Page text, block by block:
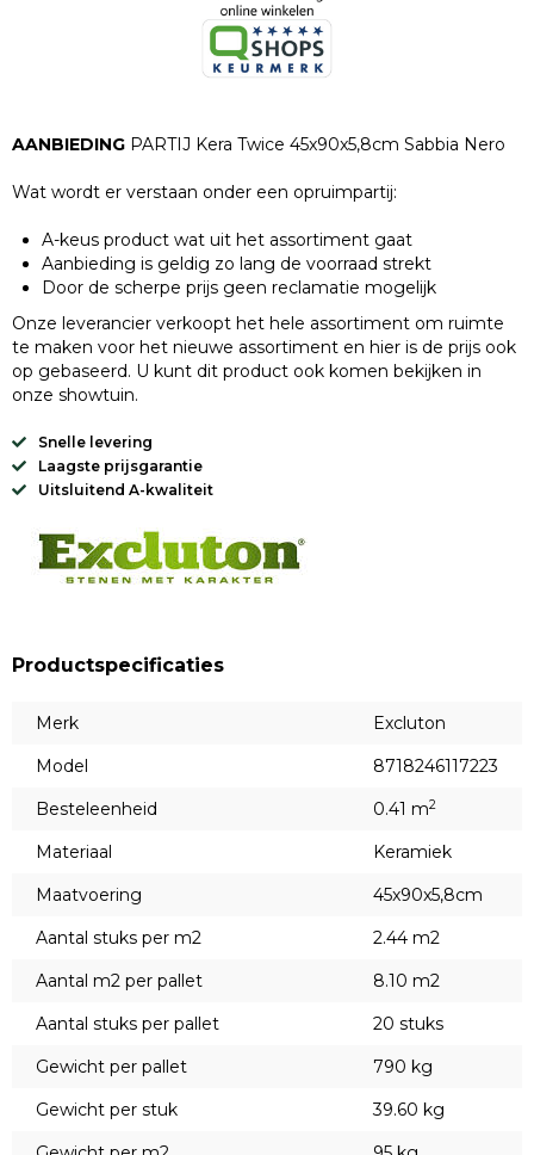
AANBIEDING PARTIJ Kera Twice 45x90x5,8cm Sabbia Nero
Wat wordt er verstaan onder een opruimpartij:
A-keus product wat uit het assortiment gaat
Aanbieding is geldig zo lang de voorraad strekt
Door de scherpe prijs geen reclamatie mogelijk
Onze leverancier verkoopt het hele assortiment om ruimte
te maken voor het nieuwe assortiment en hier is de prijs ook
op gebaseerd. U kunt dit product ook komen bekijken in
onze showtuin.
Snelle levering
Laagste prijsgarantie
Uitsluitend A-kwaliteit
Productspecificaties
Merk
Excluton
Model
8718246117223
Besteleenheid
0.41 m2
Materiaal
Keramiek
Maatvoering
45x90x5,8cm
Aantal stuks per m2
2.44 m2
Aantal m2 per pallet
8.10 m2
Aantal stuks per pallet
20 stuks
Gewicht per pallet
790 kg
Gewicht per stuk
39.60 kg